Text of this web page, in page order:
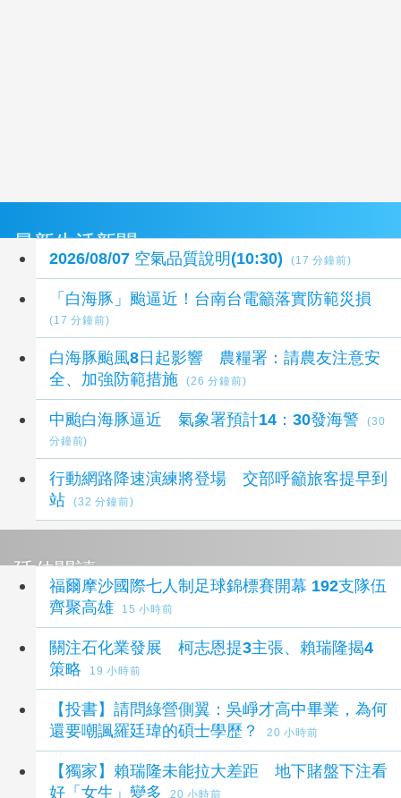
最新生活新聞
2026/08/07 空氣品質說明(10:30) (17 分鐘前)
「白海豚」颱逼近！台南台電籲落實防範災損
(17 分鐘前)
白海豚颱風8日起影響 農糧署：請農友注意安
全、加強防範措施
(26 分鐘前)
中颱白海豚逼近 氣象署預計14：30發海警
(30
分鐘前)
行動網路降速演練將登場 交部呼籲旅客提早到
站
(32 分鐘前)
延伸閱讀
福爾摩沙國際七人制足球錦標賽開幕 192支隊伍
齊聚高雄
15 小時前
關注石化業發展 柯志恩提3主張、賴瑞隆揭4
策略
19 小時前
【投書】請問綠營側翼：吳崢才高中畢業，為何
還要嘲諷羅廷瑋的碩士學歷？
20 小時前
【獨家】賴瑞隆未能拉大差距 地下賭盤下注看
好「女生」變多
20 小時前